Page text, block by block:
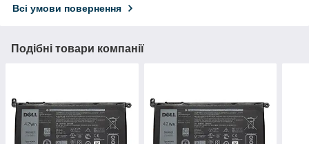
Всі умови повернення
Подібні товари компанії